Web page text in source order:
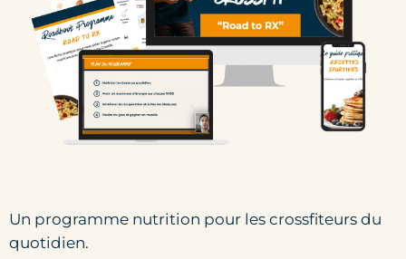
Un programme nutrition pour les crossfiteurs du
quotidien.